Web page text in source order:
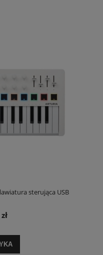
sterująca USB